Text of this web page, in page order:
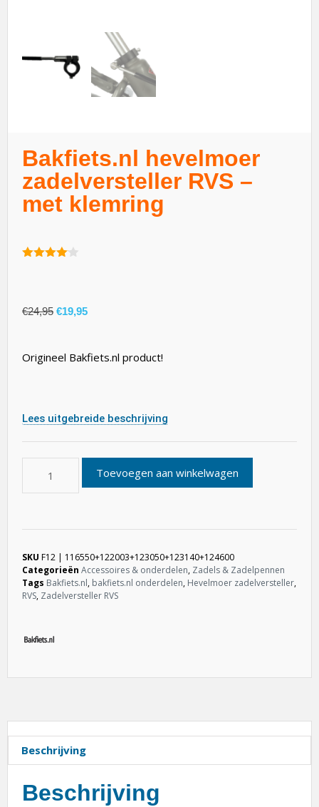
Bakfiets.nl hevelmoer
zadelversteller RVS –
met klemring
€24,95 €19,95
Origineel Bakfiets.nl product!
Lees uitgebreide beschrijving
Toevoegen aan winkelwagen
SKU F12 | 116550+122003+123050+123140+124600
Categorieën Accessoires & onderdelen, Zadels & Zadelpennen
Tags Bakfiets.nl, bakfiets.nl onderdelen, Hevelmoer zadelversteller,
RVS, Zadelversteller RVS
Beschrijving
Beschrijving